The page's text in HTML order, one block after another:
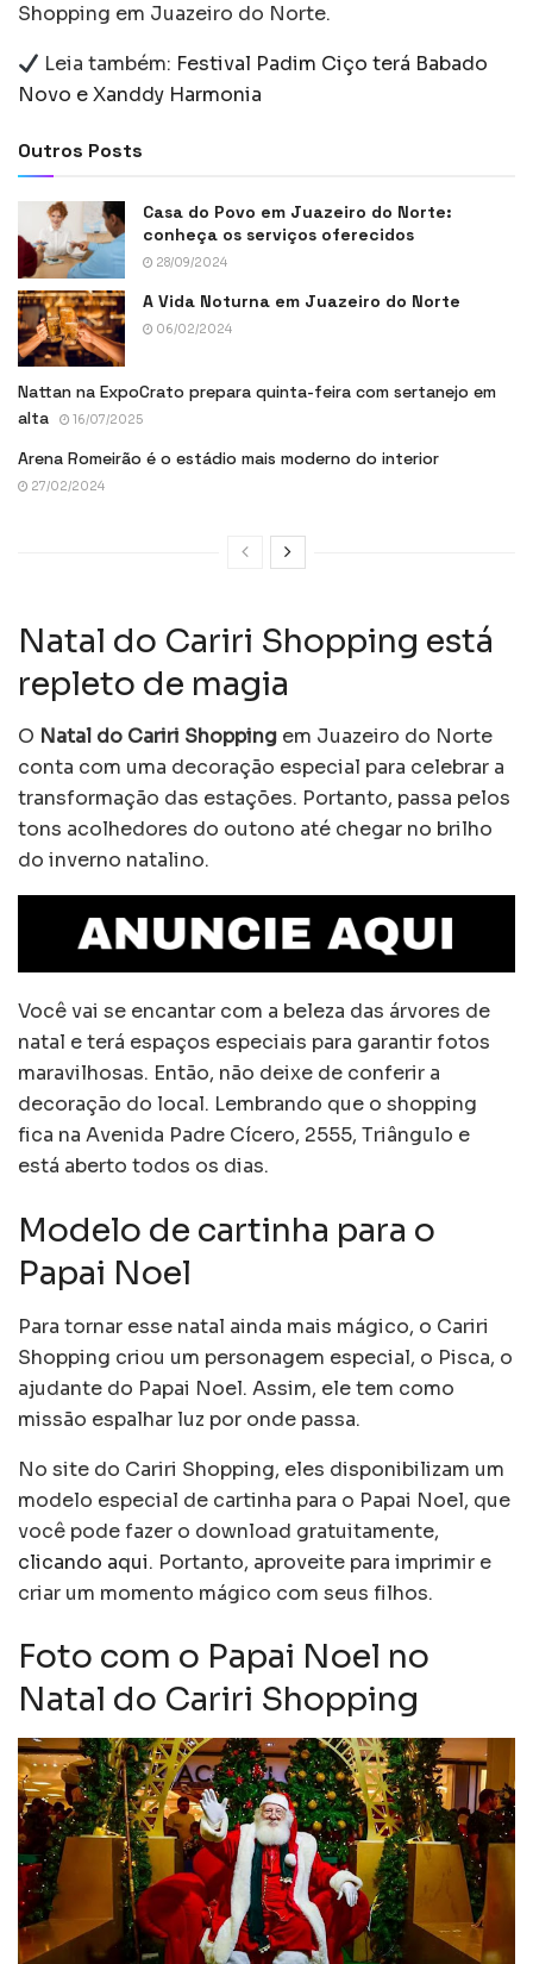
Shopping em Juazeiro do Norte.
Leia também: Festival Padim Ciço terá Babado
Novo e Xanddy Harmonia
Outros Posts
Casa do Povo em Juazeiro do Norte:
conheça os serviços oferecidos
28/09/2024
A Vida Noturna em Juazeiro do Norte
06/02/2024
Nattan na ExpoCrato prepara quinta-feira com sertanejo em
alta
16/07/2025
Arena Romeirão é o estádio mais moderno do interior
27/02/2024
Natal do Cariri Shopping está
repleto de magia
O Natal do Cariri Shopping em Juazeiro do Norte
conta com uma decoração especial para celebrar a
transformação das estações. Portanto, passa pelos
tons acolhedores do outono até chegar no brilho
do inverno natalino.
Você vai se encantar com a beleza das árvores de
natal e terá espaços especiais para garantir fotos
maravilhosas. Então, não deixe de conferir a
decoração do local. Lembrando que o shopping
fica na Avenida Padre Cícero, 2555, Triângulo e
está aberto todos os dias.
Modelo de cartinha para o
Papai Noel
Para tornar esse natal ainda mais mágico, o Cariri
Shopping criou um personagem especial, o Pisca, o
ajudante do Papai Noel. Assim, ele tem como
missão espalhar luz por onde passa.
No site do Cariri Shopping, eles disponibilizam um
modelo especial de cartinha para o Papai Noel, que
você pode fazer o download gratuitamente,
clicando aqui. Portanto, aproveite para imprimir e
criar um momento mágico com seus filhos.
Foto com o Papai Noel no
Natal do Cariri Shopping